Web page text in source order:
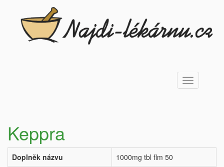
Toggle
navigation
Keppra
Doplněk názvu
1000mg tbl flm 50